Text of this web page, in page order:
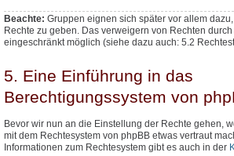
Beachte: Gruppen eignen sich später vor allem
Rechte zu geben. Das verweigern von Rechten
eingeschränkt möglich (siehe dazu auch: 5.2
5. Eine Einführung in das
Berechtigungssystem von
Bevor wir nun an die Einstellung der Rechte gehen,
mit dem Rechtesystem von phpBB etwas vertraut
Informationen zum Rechtesystem gibt es auch in der